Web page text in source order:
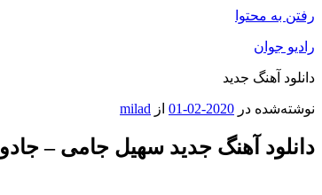
رفتن به محتوا
رادیو جوان
دانلود آهنگ جدید
نوشته‌شده در 2020-02-01 از milad
دانلود آهنگ جدید سهیل جامی – جادو